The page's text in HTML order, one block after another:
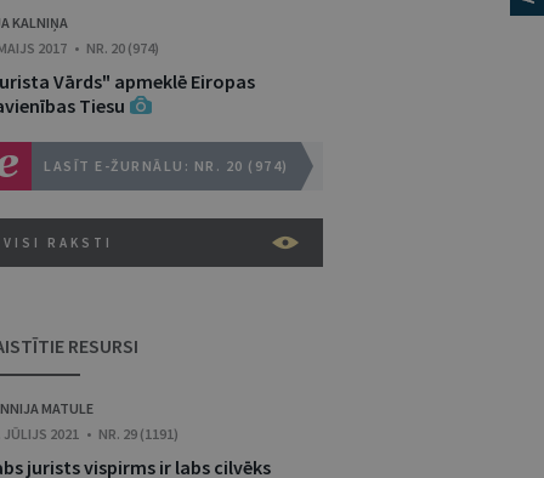
KALNIŅA
2017 • NR. 20 (974)
Vārds" apmeklē Eiropas
Tiesu
LASĪT E-ŽURNĀLU: NR. 20 (974)
VISI RAKSTI
RESURSI
MATULE
JŪLIJS 2021 • NR. 29 (1191)
jurists vispirms ir labs cilvēks